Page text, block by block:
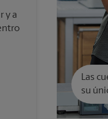
y a
Las
su